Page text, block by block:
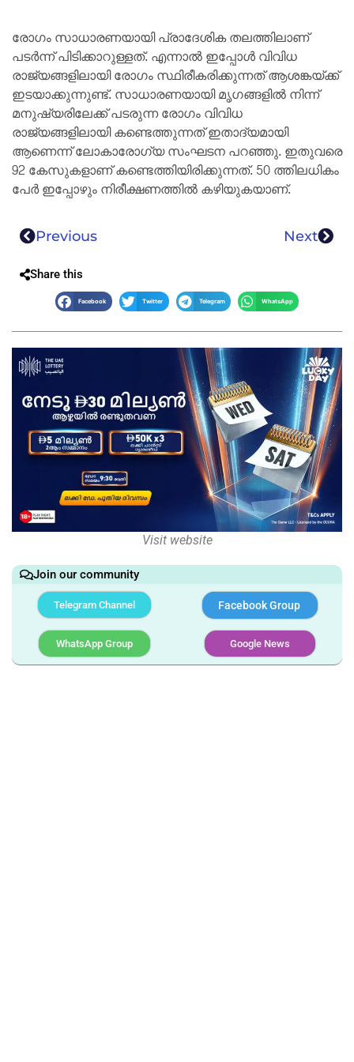
രോഗം സാധാരണയായി പ്രാദേശിക തലത്തിലാണ്
പടർന്ന് പിടിക്കാറുള്ളത്. എന്നാൽ ഇപ്പോൾ വിവിധ
രാജ്യങ്ങളിലായി രോഗം സ്ഥിരീകരിക്കുന്നത് ആശങ്കയ്ക്ക്
ഇടയാക്കുന്നുണ്ട്. സാധാരണയായി മൃഗങ്ങളിൽ നിന്ന്
മനുഷ്യരിലേക്ക് പടരുന്ന രോഗം വിവിധ
രാജ്യങ്ങളിലായി കണ്ടെത്തുന്നത് ഇതാദ്യമായി
ആണെന്ന് ലോകാരോഗ്യ സംഘടന പറഞ്ഞു. ഇതുവരെ
92 കേസുകളാണ് കണ്ടെത്തിയിരിക്കുന്നത്. 50 ത്തിലധികം
പേർ ഇപ്പോഴും നിരീക്ഷണത്തിൽ കഴിയുകയാണ്.
Previous Next
Share this
Facebook Twitter Telegram WhatsApp
Visit website
Join our community
Telegram Channel Facebook Group
WhatsApp Group Google News